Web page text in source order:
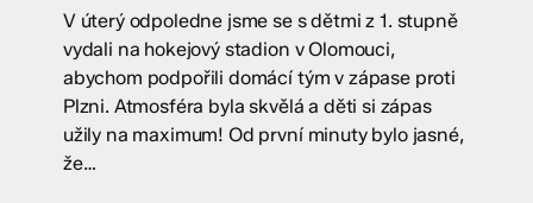
jako
život!
V úterý odpoledne jsme se s dětmi z 1. stupně
vydali na hokejový stadion v Olomouci,
abychom podpořili domácí tým v zápase proti
Plzni. Atmosféra byla skvělá a děti si zápas
užily na maximum! Od první minuty bylo jasné,
že…